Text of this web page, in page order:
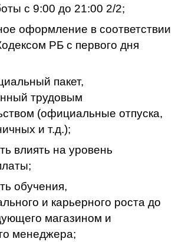
с 9:00 до 21:00 2/2;
оформление в соответствии
РБ с первого дня
пакет,
трудовым
(официальные отпуска,
и т.д.);
влиять на уровень
обучения,
и карьерного роста до
магазином и
менеджера;